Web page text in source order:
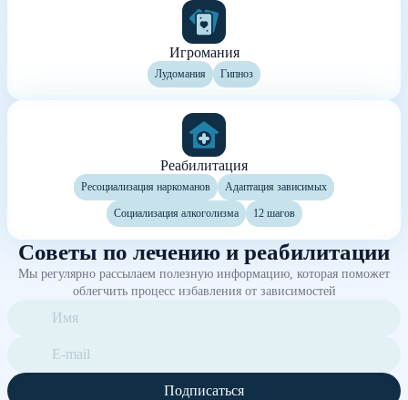
Игромания
Лудомания Гипноз
Реабилитация
Ресоциализация наркоманов Адаптация зависимых
Социализация алкоголизма 12 шагов
Советы по лечению и реабилитации
Мы регулярно рассылаем полезную информацию, которая поможет
облегчить процесс избавления от зависимостей
Подписаться